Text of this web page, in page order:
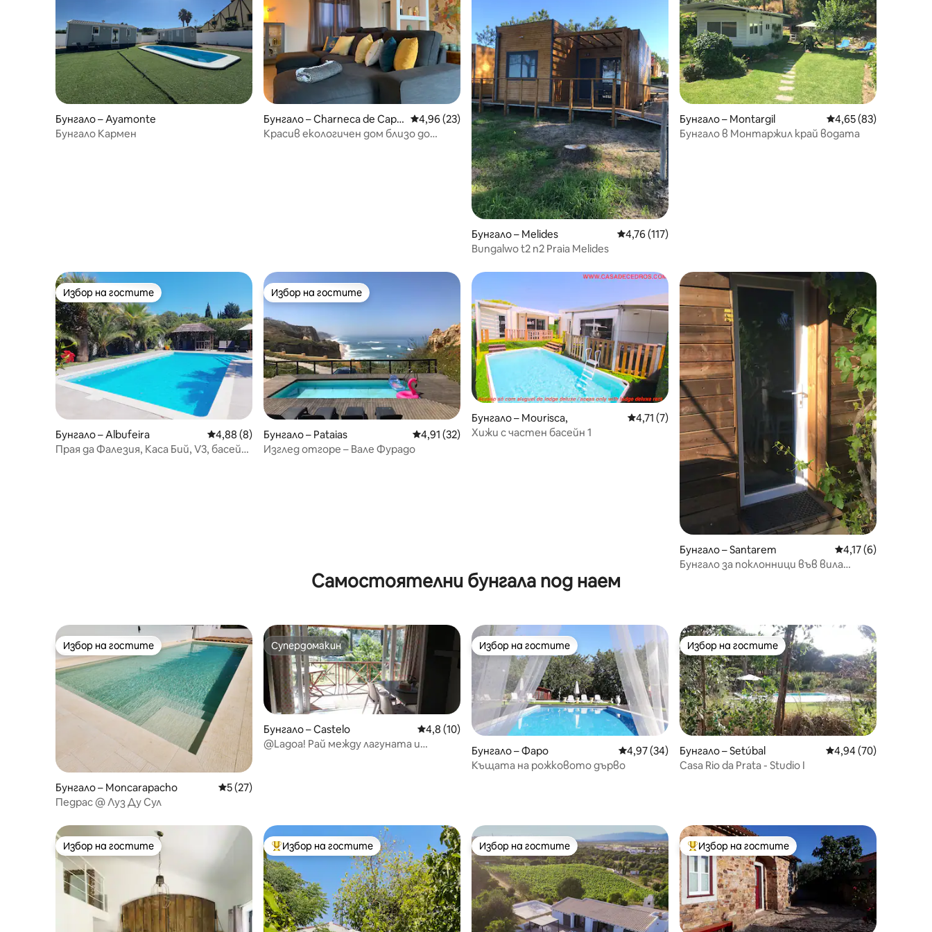
Бунгало – Ayamonte
Бунгало Кармен
Бунгало – Charneca de Capa
rica
Средна оценка: 4,96 от 5, 23 отзива
4,96 (23)
Красив екологичен дом близо до
Бунгало – Melides Средна оценка: 4,76 от 5, 117 отзива
4,76 (117)
Bungalwo t2 n2 Praia Melides
Бунгало – Montargil Средна оценка:
4,65 (83)
Бунгало в Монтаржил край водата
Избор на гостите
Избор на гостите
Бунгало – Albufeira Средна оценка: 4,88 от 5, 8 отзива
4,88 (8)
Прая да Фалезия, Каса Бий, V3, басейн
Избор на гостите
Избор на гостите
Бунгало – Pataias Средна оценка: 4,91 от 5, 32 отзива
4,91 (32)
Изглед отгоре – Вале Фурадо
Бунгало – Mourisca, Средна оценка: 4,71 от 5, 7 отзива
4,71 (7)
Хижи с частен басейн 1
Бунгало – Santarem Средна оценка:
4,17 (6)
Бунгало за поклонници във вила
Самостоятелни бунгала под наем
Избор на гостите
Избор на гостите
Бунгало – Moncarapacho Средна оценка: 5 от 5, 27 отзива
5 (27)
Педрас @ Луз Ду Сул
Супердомакин
Супердомакин
Бунгало – Castelo Средна оценка: 4,8 от 5, 10 отзива
4,8 (10)
@Lagoa! Рай между лагуната и
Избор на гостите
Избор на гостите
Бунгало – Фаро Средна оценка: 4,97 от 5, 34 отзива
4,97 (34)
Къщата на рожковото дърво
Избор на гостите
Избор на гостите
Бунгало – Setúbal Средна оценка:
4,94 (70)
Casa Rio da Prata - Studio I
Избор на гостите
Избор на гостите Най-популярен избор на гостите
Избор на гостите Избор на гостите
Избор на гостите Най-популярен избор на гостите
Избор на гостите